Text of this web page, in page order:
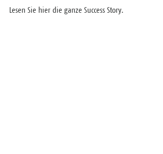
Lesen Sie hier die ganze Success Story.